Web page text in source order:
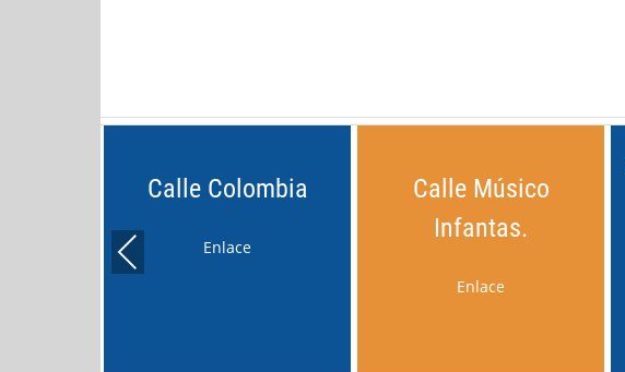
Calle Colombia
Enlace
Calle Músico
Infantas.
Enlace
Previous